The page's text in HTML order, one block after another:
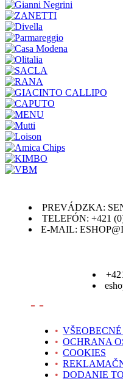
PREVÁDZKA:
TELEFÓN: +421
E-MAIL:
- -
•
• OCHRANA
• COOKIES
•
• DODANIE